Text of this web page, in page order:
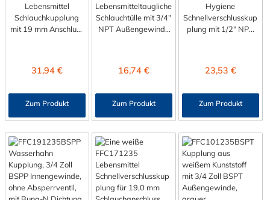
Plattenmontage, ohne
Absperrventil
Lebensmittel
Schlauchkupplung
mit 19 mm Anschluss
Schlauchanschluss für
Die FFC161235
besitzt kein
Absperrventil, jedoch
eine Überwurfmutter
zur Plattenmontage.
Das Material der
Kupplung ist
Polysulfon. Die
Regulärer Preis:
31,94 €
Zum Produkt
ohne Absperrventil,
Buna-N Di
Lebensmitteltaugliche
Schlauchtülle mit 3/4"
NPT Außengewinde
235 hat ein 3/4" NPT
kein Absperrventil.
Das Material des
Steckers ist
Polysulfon. Die
integriete Dichtung
aus BUNA-N (FDA)
ist lebensmitteltauglic
h. Das
Regulärer Preis:
16,74 €
Zum Produkt
Absperrventil, Buna-N
Dichtung
Hygiene
Schnellverschlusskup
plung mit 1/2" NPT
plung FFC10835 mit
FFC10835 besitzt
kein Absperrventil.
Das Material der
Kupplung ist
Polysulfon. Die
integriete Dichtung
aus BUNA-N (FDA)
ist
Regulärer Preis:
23,53 €
Zum Produkt